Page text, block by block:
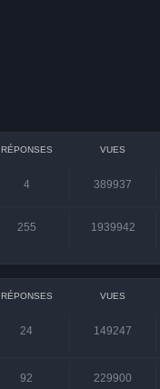
RÉPONSES VUES
4 389937
255 1939942
RÉPONSES VUES
24 149247
92 229900